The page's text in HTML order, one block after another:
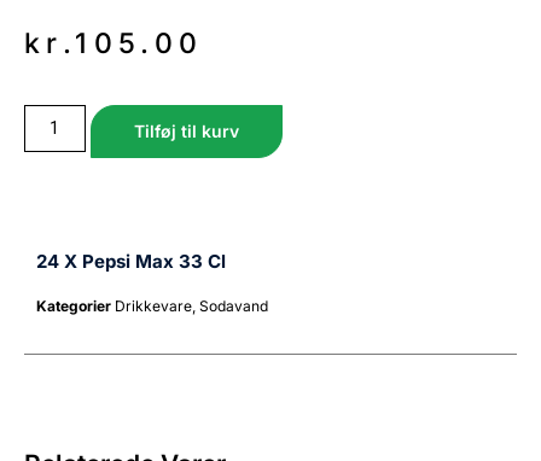
kr.105.00
Tilføj til kurv
24 X Pepsi Max 33 Cl
Kategorier Drikkevare, Sodavand